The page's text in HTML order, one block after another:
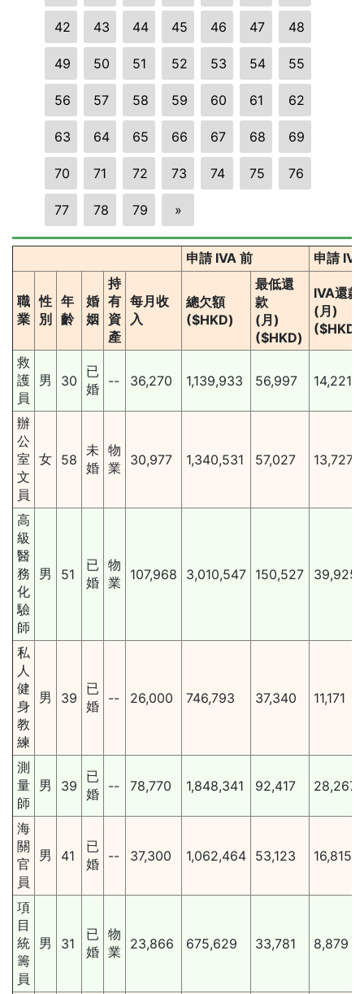
42 43 44 45 46 47 48
49 50 51 52 53 54 55
56 57 58 59 60 61 62
63 64 65 66 67 68 69
70 71 72 73 74 75 76
77 78 79 »
申請 IVA 前 申請
職
業
性
別
年
齡
婚
姻
持
有
資
產
每月收
入
總欠額
($HKD)
最低還
款
(月)
($HKD)
IVA還款
(月)
($HKD)
救
護
員
男 30
已
婚
-- 36,270 1,139,933 56,997 14,221
辦
公
室
文
員
女 58
未
婚
物
業
30,977 1,340,531 57,027 13,727
高
級
醫
務
化
驗
師
男 51
已
婚
物
業
107,968 3,010,547 150,527 39,925
私
人
健
身
教
練
男 39
已
婚
-- 26,000 746,793 37,340 11,171
測
量
師
男 39
已
婚
-- 78,770 1,848,341 92,417 28,267
海
關
官
員
男 41
已
婚
-- 37,300 1,062,464 53,123 16,815
項
目
統
籌
員
男 31
已
婚
物
業
23,866 675,629 33,781 8,879